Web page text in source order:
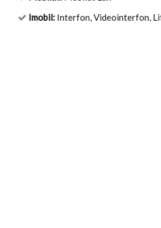
Imobil: Interfon, Videointerfon,